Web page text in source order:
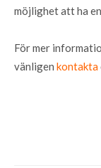
möjlighet att ha
För mer
vänligen kontakta